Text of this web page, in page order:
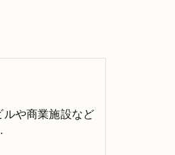
ルや商業施設など